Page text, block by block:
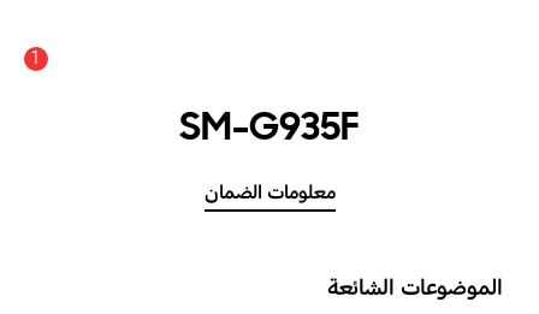
1
SM-G935F
معلومات الضمان
الموضوعات الشائعة